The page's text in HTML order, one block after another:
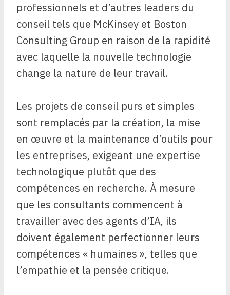
professionnels et d’autres leaders du
conseil tels que McKinsey et Boston
Consulting Group en raison de la rapidité
avec laquelle la nouvelle technologie
change la nature de leur travail.
Les projets de conseil purs et simples
sont remplacés par la création, la mise
en œuvre et la maintenance d’outils pour
les entreprises, exigeant une expertise
technologique plutôt que des
compétences en recherche. À mesure
que les consultants commencent à
travailler avec des agents d’IA, ils
doivent également perfectionner leurs
compétences « humaines », telles que
l’empathie et la pensée critique.